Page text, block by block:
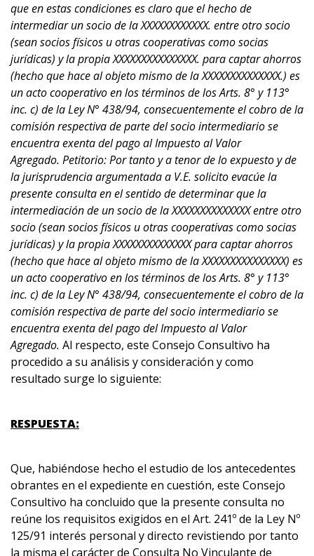
que en estas condiciones es claro que el hecho de
intermediar un socio de la XXXXXXXXXXXX. entre otro socio
(sean socios físicos u otras cooperativas como socias
jurídicas) y la propia XXXXXXXXXXXXXXX. para captar ahorros
(hecho que hace al objeto mismo de la XXXXXXXXXXXXXX.) es
un acto cooperativo en los términos de los Arts. 8° y 113°
inc. c) de la Ley N° 438/94, consecuentemente el cobro de la
comisión respectiva de parte del socio intermediario se
encuentra exenta del pago al Impuesto al Valor
Agregado. Petitorio: Por tanto y a tenor de lo expuesto y de
la jurisprudencia argumentada a V.E. solicito evacúe la
presente consulta en el sentido de determinar que la
intermediación de un socio de la XXXXXXXXXXXXXX entre otro
socio (sean socios físicos u otras cooperativas como socias
jurídicas) y la propia XXXXXXXXXXXXXX para captar ahorros
(hecho que hace al objeto mismo de la XXXXXXXXXXXXXXX) es
un acto cooperativo en los términos de los Arts. 8° y 113°
inc. c) de la Ley N° 438/94, consecuentemente el cobro de la
comisión respectiva de parte del socio intermediario se
encuentra exenta del pago del Impuesto al Valor
Agregado. Al respecto, este Consejo Consultivo ha
procedido a su análisis y consideración y como
resultado surge lo siguiente:
RESPUESTA:
Que, habiéndose hecho el estudio de los antecedentes
obrantes en el expediente en cuestión, este Consejo
Consultivo ha concluido que la presente consulta no
reúne los requisitos exigidos en el Art. 241º de la Ley Nº
125/91 interés personal y directo revistiendo por tanto
la misma el carácter de Consulta No Vinculante de